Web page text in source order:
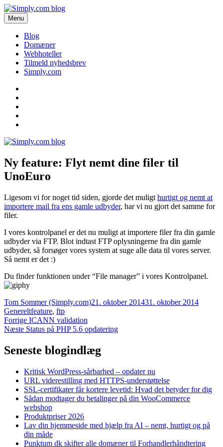
Videre
til
indhold
Simply.com blog
Få de seneste nyheder om domæner og webhoteller her.
Menu
Blog
Domæner
Webhoteller
Tilmeld nyhedsbrev
Simply.com
Ny feature: Flyt nemt dine filer til
UnoEuro
Ligesom vi for noget tid siden, gjorde det muligt hurtigt og nemt at
importere mail fra ens gamle udbyder, har vi nu gjort det samme for
filer.
I vores kontrolpanel er det nu muligt at importere filer fra din gamle
udbyder via FTP. Blot indtast FTP oplysningerne fra din gamle
udbyder, så forsøger vores system at suge alle data til vores server.
Så nemt er det :)
Du finder funktionen under “File manager” i vores Kontrolpanel.
Forfatter
Tom Sommer (Simply.com)Udgivet
21. oktober 201431. oktober 2014
GenereltTags
feature, ftp
Indlægsnavigation
Forrige Forrige
indlæg:
ICANN validation
Næste Næste
Status på PHP 5.6 opdatering
Seneste blogindlæg
Kritisk WordPress-sårbarhed – opdater nu
URL viderestilling med HTTPS-understøttelse
SSL-certifikater får kortere levetid: Hvad det betyder for dig
Sådan modtager du betalinger på din WooCommerce
webshop
Produktpriser 2026
Lav din hjemmeside med hjælp fra AI – nemt, hurtigt og på
din måde
Punktum dk skifter alle domæner til Forhandlerhåndtering